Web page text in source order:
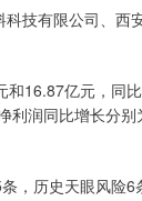
技有限公司、西
16.87亿元，同
利润同比增长分
，历史天眼风险